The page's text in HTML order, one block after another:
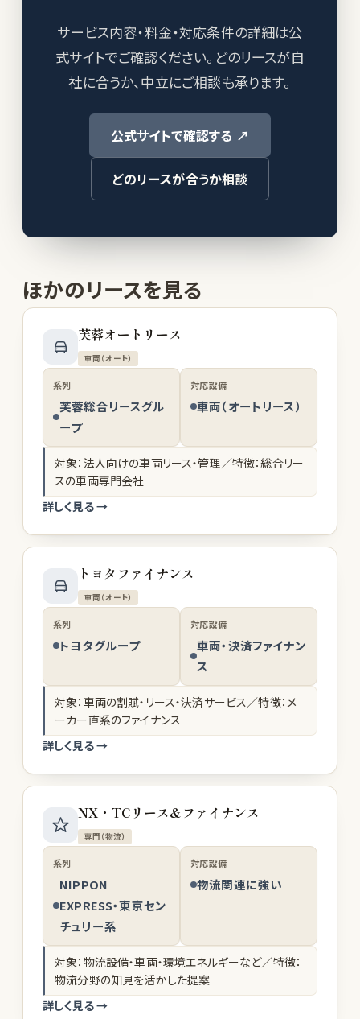
サービス内容・料金・対応条件の詳細は公
式サイトでご確認ください。どのリースが自
社に合うか、中立にご相談も承ります。
公式サイトで確認する ↗
どのリースが合うか相談
ほかのリースを見る
芙蓉オートリース
車両（オート）
系列
芙蓉総合リースグル
ープ
対応設備
車両（オートリース）
対象：法人向けの車両リース・管理／特徴：総合リー
スの車両専門会社
詳しく見る →
トヨタファイナンス
車両（オート）
系列
トヨタグループ
対応設備
車両・決済ファイナン
ス
対象：車両の割賦・リース・決済サービス／特徴：メ
ーカー直系のファイナンス
詳しく見る →
NX・TCリース&ファイナンス
専門（物流）
系列
NIPPON
EXPRESS・東京セン
チュリー系
対応設備
物流関連に強い
対象：物流設備・車両・環境エネルギーなど／特徴：
物流分野の知見を活かした提案
詳しく見る →